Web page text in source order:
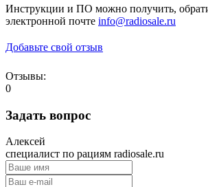
Инструкции и ПО можно получить,
электронной почте info@radiosale.ru
Добавьте свой отзыв
Отзывы:
0
Задать вопрос
Алексей
специалист по рациям radiosale.ru